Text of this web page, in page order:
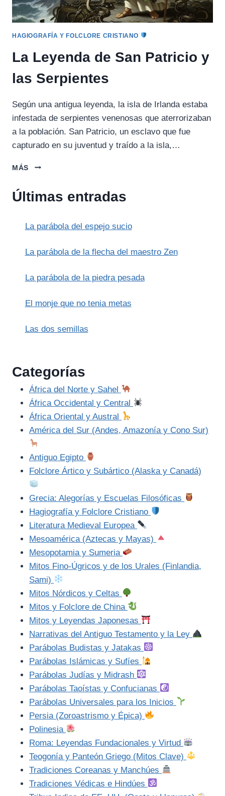
HAGIOGRAFÍA Y FOLCLORE CRISTIANO
La Leyenda de San Patricio y
las Serpientes
Según una antigua leyenda, la isla de Irlanda estaba
infestada de serpientes venenosas que aterrorizaban
a la población. San Patricio, un esclavo que fue
capturado en su juventud y traído a la isla,…
MÁS
LA
SAN
LAS
Últimas entradas
La parábola del espejo sucio
La parábola de la flecha del maestro Zen
La parábola de la piedra pesada
El monje que no tenia metas
Las dos semillas
Categorías
África del Norte y Sahel
África Occidental y Central
África Oriental y Austral
América del Sur (Andes, Amazonía y Cono Sur)
Antiguo Egipto
Folclore Ártico y Subártico (Alaska y Canadá)
Grecia: Alegorías y Escuelas Filosóficas
Hagiografía y Folclore Cristiano
Literatura Medieval Europea
Mesoamérica (Aztecas y Mayas)
Mesopotamia y Sumeria
Mitos Fino-Úgricos y de los Urales (Finlandia,
Sami)
Mitos Nórdicos y Celtas
Mitos y Folclore de China
Mitos y Leyendas Japonesas
Narrativas del Antiguo Testamento y la Ley
Parábolas Budistas y Jatakas
Parábolas Islámicas y Sufíes
Parábolas Judías y Midrash
Parábolas Taoístas y Confucianas
Parábolas Universales para los Inicios
Persia (Zoroastrismo y Épica)
Polinesia
Roma: Leyendas Fundacionales y Virtud
Teogonía y Panteón Griego (Mitos Clave)
Tradiciones Coreanas y Manchúes
Tradiciones Védicas e Hindúes